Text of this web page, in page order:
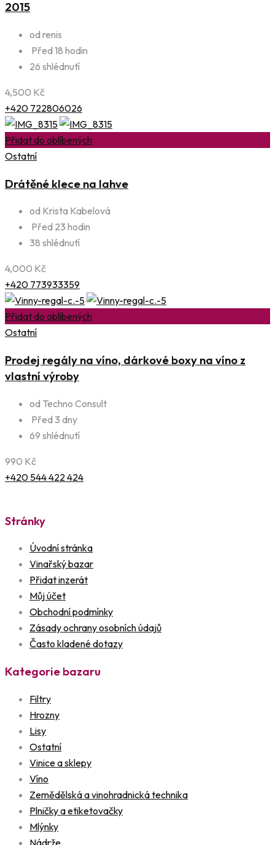
2015
od renis
Před 18 hodin
26 shlédnutí
4,500 Kč
+420 722806026
Přidat do oblíbených
Ostatní
Drátěné klece na lahve
od Krista Kabelová
Před 23 hodin
38 shlédnutí
4,000 Kč
+420 773933359
Přidat do oblíbených
Ostatní
Prodej regály na víno, dárkové boxy na víno z
vlastní výroby
od Techno Consult
Před 3 dny
69 shlédnutí
990 Kč
+420 544 422 424
Stránky
Úvodní stránka
Vinařský bazar
Přidat inzerát
Můj účet
Obchodní podmínky
Zásady ochrany osobních údajů
Často kladené dotazy
Kategorie bazaru
Filtry
Hrozny
Lisy
Ostatní
Vinice a sklepy
Víno
Zemědělská a vinohradnická technika
Plničky a etiketovačky
Mlýnky
Nádrže